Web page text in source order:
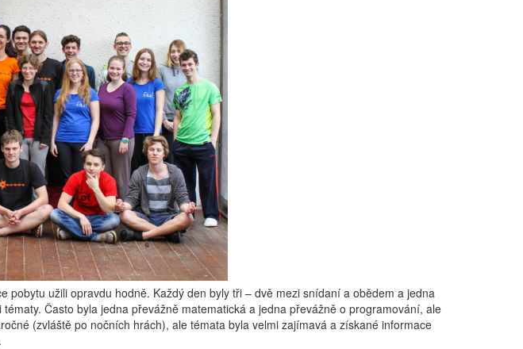
užili opravdu hodně. Každý den byly tři – dvě mezi snídaní a obědem a jedna
Často byla jedna převážně matematická a jedna převážně o programování, ale
(zvláště po nočních hrách), ale témata byla velmi zajímavá a získané informace